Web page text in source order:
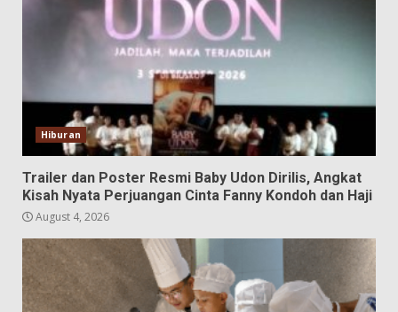
Hiburan
Trailer dan Poster Resmi Baby Udon Dirilis, Angkat
Kisah Nyata Perjuangan Cinta Fanny Kondoh dan Haji
August 4, 2026